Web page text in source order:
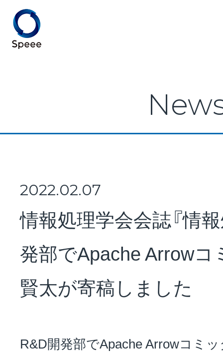
Speeeとは
NEWS
会社概要
2022.02.07
情報処理学会会誌『情
発部でApache Arrow
賢太が寄稿しました
R&D開発部でApache Arrowコミ